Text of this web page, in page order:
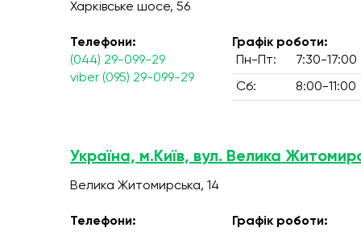
Харківське шосе, 56
Телефони:
(044) 29-099-29
viber (095) 29-099-29
Графік роботи:
Пн-Пт:
7:30-17:00
Сб: 8:00-11:00
Україна, м.Київ, вул. Велика
Велика Житомирська, 14
Телефони:
Графік роботи: